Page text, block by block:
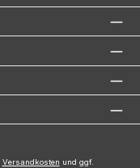
Versandkosten und ggf.